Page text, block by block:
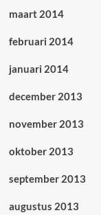
maart 2014
februari 2014
januari 2014
december 2013
november 2013
oktober 2013
september 2013
augustus 2013